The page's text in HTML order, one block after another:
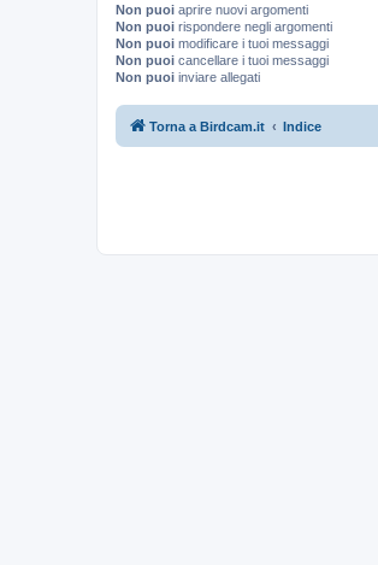
Non puoi aprire nuovi argomenti
Non puoi rispondere negli argomenti
Non puoi modificare i tuoi messaggi
Non puoi cancellare i tuoi messaggi
Non puoi inviare allegati
Torna a Birdcam.it Indice